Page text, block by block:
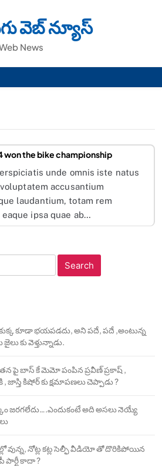
వెబ్ న్యూస్
News
won the bike championship
unde omnis iste natus
accusantium
laudantium, totam rem
eaque ipsa quae ab…
కూడా భయపడదు, అని పదే, పదే ,అంటున్న
కు వెళ్తున్నాడు.
తన పై బాస్ కే మెమో పంపిన ప్రవీణ్ ప్రకాష్ ,
, జాస్తి కిషోర్ కు క్షమాపణలు చెప్పాడు ?
జరగలేదు….ఎందుకంటే అది అసలు నెయ్యే
వున్న, నోట్ల కట్ల సెల్ఫీ వీడియో తో దొరికిపోయిన
పార్టీ కాదా ?